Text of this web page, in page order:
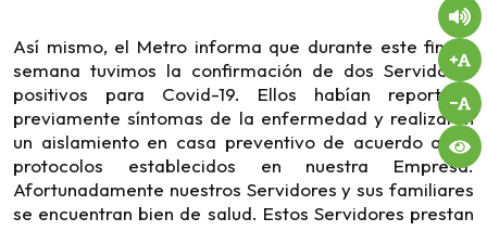
Así mismo, el Metro informa que durante este fin de
semana tuvimos la confirmación de dos Servidores
positivos para Covid-19. Ellos habían reportado
previamente síntomas de la enfermedad y realizaron
un aislamiento en casa preventivo de acuerdo a los
protocolos establecidos en nuestra Empresa.
Afortunadamente nuestros Servidores y sus familiares
se encuentran bien de salud. Estos Servidores prestan